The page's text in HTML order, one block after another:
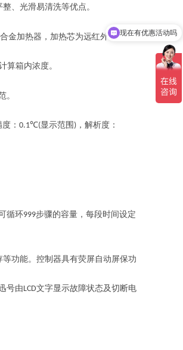
、光滑易清洗等优点。
金加热器，加热芯为远红外镍络合
算箱内浓度。
。
： 0.1℃(显示范围 ) ，解析度：
循环999步骤的容量，每段时间设定
功能。控制器具有荧屏自动屏保功
号由LCD文字显示故障状态及切断电
现在有优惠活动吗